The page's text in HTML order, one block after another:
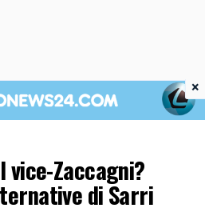
vice-Zaccagni?
di Sarri
×